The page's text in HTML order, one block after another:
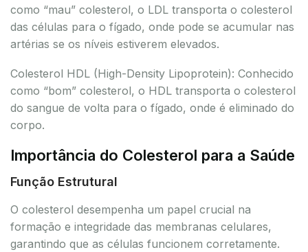
como “mau” colesterol, o LDL transporta o colesterol
das células para o fígado, onde pode se acumular nas
artérias se os níveis estiverem elevados.
Colesterol HDL (High-Density Lipoprotein): Conhecido
como “bom” colesterol, o HDL transporta o colesterol
do sangue de volta para o fígado, onde é eliminado do
corpo.
Importância do Colesterol para a Saúde
Função Estrutural
O colesterol desempenha um papel crucial na
formação e integridade das membranas celulares,
garantindo que as células funcionem corretamente.